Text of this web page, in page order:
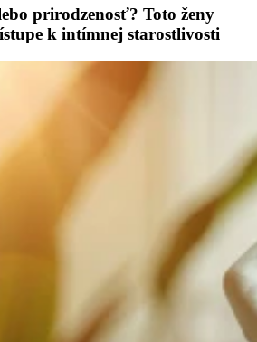
prirodzenosť? Toto ženy
k intímnej starostlivosti